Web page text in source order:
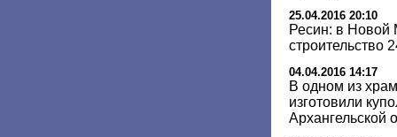
25.04.2016 20:10
Ресин: в Новой
строительство
04.04.2016 14:17
В одном из
изготовили
Архангельской